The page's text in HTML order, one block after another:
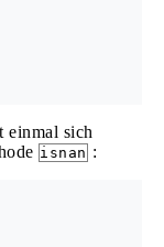
einmal sich
isnan :